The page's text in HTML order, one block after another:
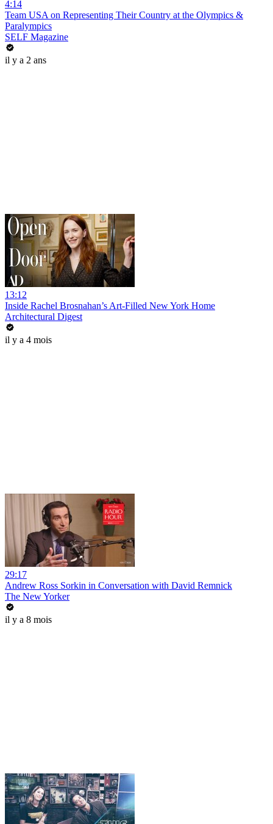
4:14
Team USA on Representing Their Country at the Olympics &
Paralympics
SELF Magazine
il y a 2 ans
13:12
Inside Rachel Brosnahan’s Art-Filled New York Home
Architectural Digest
il y a 4 mois
29:17
Andrew Ross Sorkin in Conversation with David Remnick
The New Yorker
il y a 8 mois